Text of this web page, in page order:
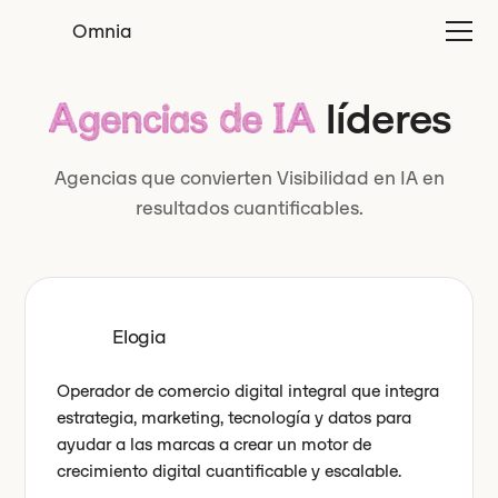
Omnia
Agencias de IA líderes
Agencias que convierten Visibilidad en IA en
resultados cuantificables.
Elogia
Operador de comercio digital integral que integra
estrategia, marketing, tecnología y datos para
ayudar a las marcas a crear un motor de
crecimiento digital cuantificable y escalable.